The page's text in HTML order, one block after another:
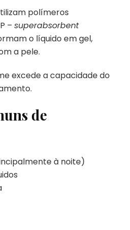
polímeros
– superabsorbent
o líquido em gel,
a pele.
excede a capacidade do
de
à noite)